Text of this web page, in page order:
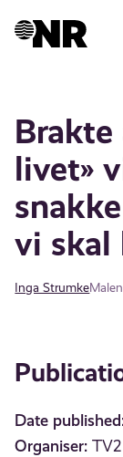
livet»
vi skal
Inga Strumke
Date
Organiser: